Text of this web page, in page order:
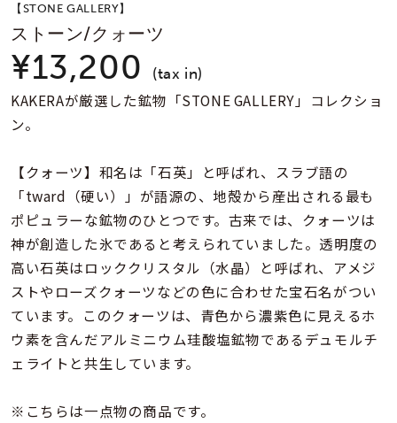
ファッションテイス
ト
着用シーン
レディース
リングサイズ
～
メンズ
リングサイズ
～
【STONE GALLERY】
ストーン/クォーツ
¥13,200 (tax in)
KAKERAが厳選した鉱物「STONE GALLERY」コレクショ
ン。
【クォーツ】和名は「石英」と呼ばれ、スラブ語の
「tward（硬い）」が語源の、地殻から産出される最も
ポピュラーな鉱物のひとつです。古来では、クォーツは
神が創造した氷であると考えられていました。透明度の
高い石英はロッククリスタル（水晶）と呼ばれ、アメジ
ストやローズクォーツなどの色に合わせた宝石名がつい
ています。このクォーツは、青色から濃紫色に見えるホ
ウ素を含んだアルミニウム珪酸塩鉱物であるデュモルチ
ェライトと共生しています。
※こちらは一点物の商品です。